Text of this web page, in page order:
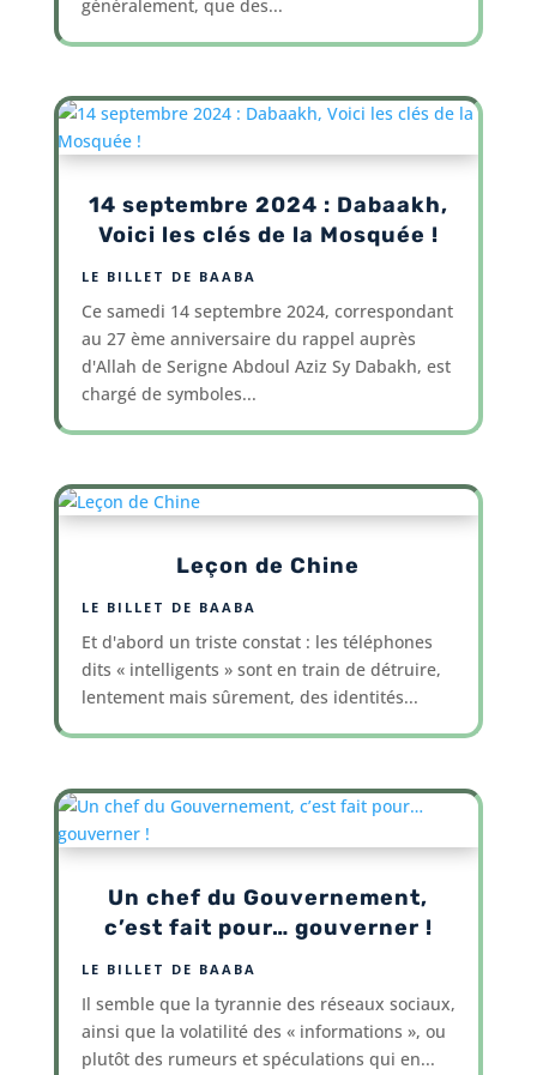
généralement, que des...
14 septembre 2024 : Dabaakh,
Voici les clés de la Mosquée !
LE BILLET DE BAABA
Ce samedi 14 septembre 2024, correspondant
au 27 ème anniversaire du rappel auprès
d'Allah de Serigne Abdoul Aziz Sy Dabakh, est
chargé de symboles...
Leçon de Chine
LE BILLET DE BAABA
Et d'abord un triste constat : les téléphones
dits « intelligents » sont en train de détruire,
lentement mais sûrement, des identités...
Un chef du Gouvernement,
c’est fait pour… gouverner !
LE BILLET DE BAABA
Il semble que la tyrannie des réseaux sociaux,
ainsi que la volatilité des « informations », ou
plutôt des rumeurs et spéculations qui en...